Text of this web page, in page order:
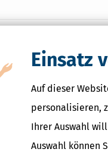
Einsatz
Auf dieser
personalisieren,
Ihrer Auswahl
Auswahl können
Arbeit